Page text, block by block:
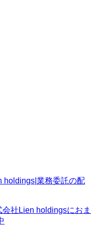
社Lien holdingsにおま